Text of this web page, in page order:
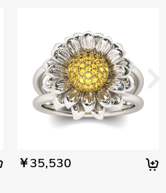
発行会社によって処理されます。
的としたコンプライアンスに則
定めています。お客様に安心かつ
最善の注意を払い、個人情報を厳
は
プライバシーポリシーまでご
ですか？
はJeulia® Stone(Jeulia®ストー
代替品となります。 ダイヤモン
れた硬度も持っています。大型機
行って地球から 採掘される天然
。詳細はJeulia®ストーン
までご
ると、肌が緑色に変色しま
たのは真鍮や銅が含まれた製品な
検証されています。
￥35,530